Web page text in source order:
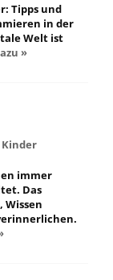
Tipps und
in der
Welt ist
»
immer
Das
Wissen